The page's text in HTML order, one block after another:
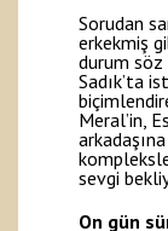
Sorudan
erkekmiş
durum söz
Sadık’ta
Meral’in,
sevgi
On gün